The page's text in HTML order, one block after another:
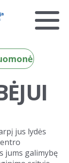
jus lydės
jums galimybę